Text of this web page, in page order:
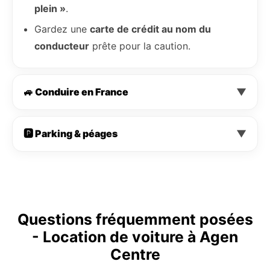
plein ».
Gardez une carte de crédit au nom du
conducteur prête pour la caution.
🚙 Conduire en France ▼
🅿️ Parking & péages ▼
Questions fréquemment posées
- Location de voiture à Agen
Centre